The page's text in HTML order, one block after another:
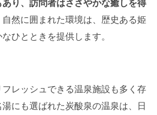
自然に囲まれた環境は、歴史ある姫
ひとときを提供します。
レッシュできる温泉施設も多く存
にも選ばれた炭酸泉の温泉は、日